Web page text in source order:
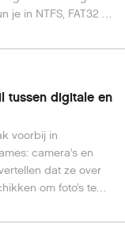
je in NTFS, FAT32 of
eigenlijk de
tussen digitale en
voorbij in
camera’s en
dat ze over
om foto’s te
er een verschil is
zoom? Wat is